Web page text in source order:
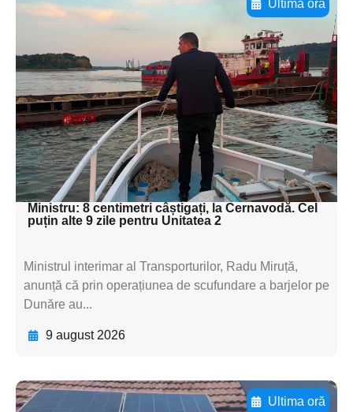
Ultima oră
Adaugă aici textul pentru
subtitluAdaugă aici
textul pentru
subtitluAdaugă aici
textul pentru
subtitluAdaugă aici
textul pentru subti
Ministru: 8 centimetri câștigați, la Cernavodă. Cel
puțin alte 9 zile pentru Unitatea 2
Ministrul interimar al Transporturilor, Radu Miruță,
anunță că prin operațiunea de scufundare a barjelor pe
Dunăre au...
9 august 2026
Ultima oră